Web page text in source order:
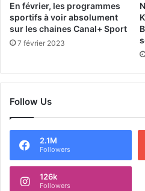
En février, les programmes
sportifs à voir absolument
sur les chaines Canal+ Sport
7 février 2023
Follow Us
2.1M
Followers
126k
Followers